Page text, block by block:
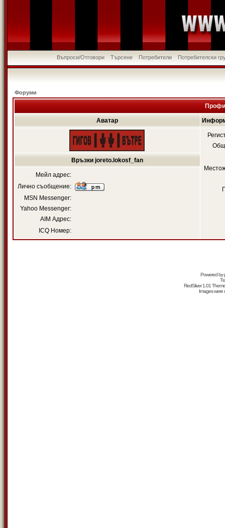
Въпроси/Отговори Търсене Потребители Потребителски
Форуми
Аватар
Връзки joreto.lokosf_fan
Мейл адрес:
Лично съобщение:
MSN Messenger:
Yahoo Messenger:
AIM Адрес:
ICQ Номер:
Powered by
RedSilver 1.01
Images were